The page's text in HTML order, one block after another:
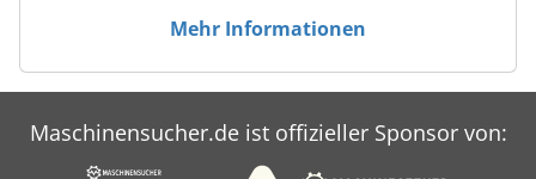
Mehr Informationen
Maschinensucher.de ist offizieller Sponsor von: